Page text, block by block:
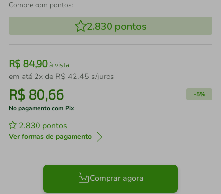
Compre com pontos:
2.830 pontos
R$ 84,90à vista
em até 2x de R$ 42,45 s/juros
R$ 80,66 -5%
No pagamento com Pix
2.830 pontos
Ver formas de pagamento
Comprar agora